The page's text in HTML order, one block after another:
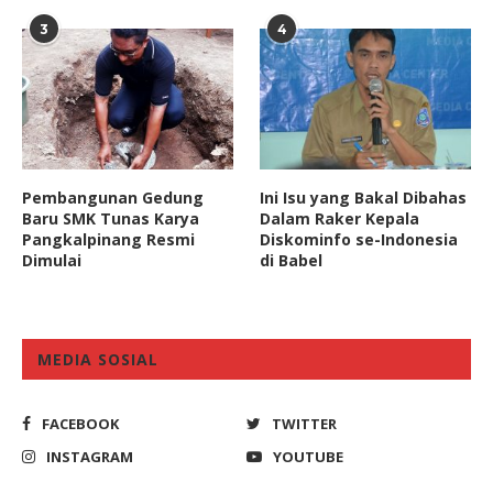
3
Pembangunan Gedung
Baru SMK Tunas Karya
Pangkalpinang Resmi
Dimulai
4
Ini Isu yang Bakal Dibahas
Dalam Raker Kepala
Diskominfo se-Indonesia
di Babel
MEDIA SOSIAL
FACEBOOK
TWITTER
INSTAGRAM
YOUTUBE